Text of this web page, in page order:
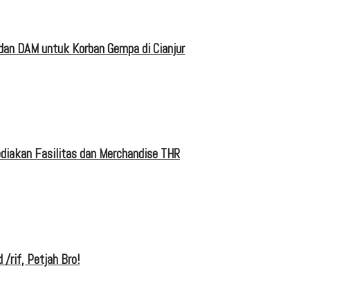
DAM untuk Korban Gempa di Cianjur
Fasilitas dan Merchandise THR
/rif, Petjah Bro!